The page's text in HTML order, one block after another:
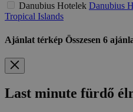
Danubius Hotelek Danubius
Tropical Islands
Ajánlat térkép Összesen 6
Last minute fürdő